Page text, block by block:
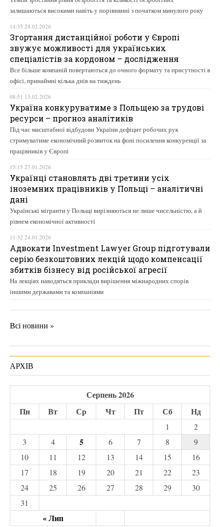
залишаються високими навіть у порівнянні з початком минулого року
14:35 24.02.2026
Згортання дистанційної роботи у Європі
звужує можливості для українських
спеціалістів за кордоном – дослідження
Все більше компаній повертаються до очного формату та присутності в
офісі, принаймні кілька днів на тиждень
08:51 13.02.2026
Україна конкуруватиме з Польщею за трудові
ресурси – прогноз аналітиків
Під час масштабної відбудови України дефіцит робочих рук
стримуватиме економічний розвиток на фоні посилення конкуренції за
працівників у Європі
15:15 27.01.2026
Українці становлять дві третини усіх
іноземних працівників у Польщі – аналітичні
дані
Українські мігранти у Польщі вирізняються не лише чисельністю, а й
рівнем економічної активності
11:32 24.01.2026
Адвокати Investment Lawyer Group підготували
серію безкоштовних лекцій щодо компенсації
збитків бізнесу від російської агресії
На лекціях наводяться приклади вирішення міжнародних спорів
іншими державами та компаніями
Всі новини »
АРХІВ
Серпень 2026
Пн
Вт Ср Чт Пт Сб Нд
« Лип
1
2
3
4 5 6 7 8
9
10
11 12 13 14 15
16
17
18 19 20 21 22
23
24
25 26 27 28 29
30
31